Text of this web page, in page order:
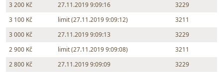
3 200 Kč
27.11.2019 9:09:16
3229
3 100 Kč
limit (27.11.2019 9:09:12)
3211
3 000 Kč
27.11.2019 9:09:13
3229
2 900 Kč
limit (27.11.2019 9:09:08)
3211
2 800 Kč
27.11.2019 9:09:09
3229